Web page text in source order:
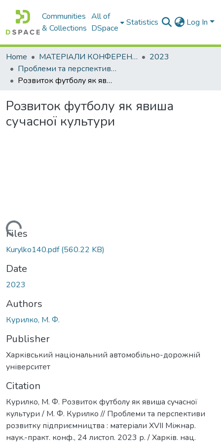
Communities
& Collections
All of
DSpace
Statistics Log In
Home МАТЕРІАЛИ КОНФЕРЕНЦІЙ
2023
Проблеми та перспективи розвитку підприємництва
Розвиток футболу як явиша сучасної культури
Розвиток футболу як явиша
сучасної культури
Loading...
Files
Kurylko140.pdf(560.22 KB)
Date
2023
Authors
Курилко, М. Ф.
Publisher
Харківський національний автомобільно-дорожній
університет
Citation
Курилко, М. Ф. Розвиток футболу як явиша сучасної
культури / М. Ф. Курилко // Проблеми та перспективи
розвитку підприємництва : матеріали ХVІI Міжнар.
наук.-практ. конф., 24 листоп. 2023 р. / Харків. нац.